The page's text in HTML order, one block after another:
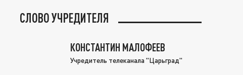
СЛОВО УЧРЕДИТЕЛЯ
КОНСТАНТИН МАЛОФЕЕВ
Учредитель телеканала "Царьград"